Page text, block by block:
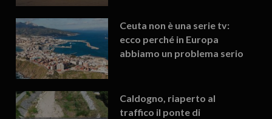
Ceuta non è una serie tv:
ecco perché in Europa
abbiamo un problema serio
Caldogno, riaperto al
traffico il ponte di